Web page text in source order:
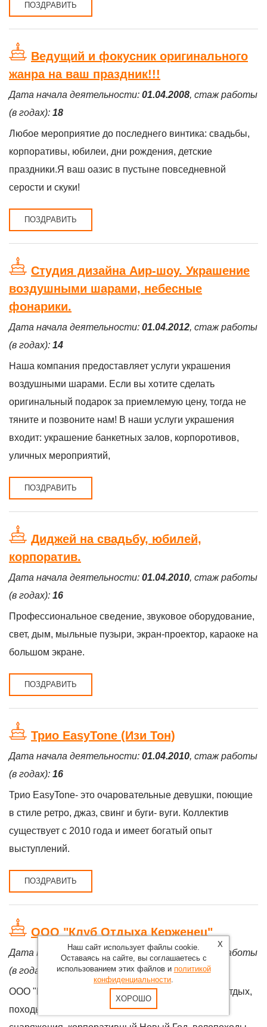
ПОЗДРАВИТЬ
Ведущий и фокусник оригинального
жанра на ваш праздник!!!
Дата начала деятельности: 01.04.2008, стаж работы
(в годах): 18
Любое мероприятие до последнего винтика: свадьбы,
корпоративы, юбилеи, дни рождения, детские
праздники.Я ваш оазис в пустыне повседневной
серости и скуки!
ПОЗДРАВИТЬ
Студия дизайна Аир-шоу. Украшение
воздушными шарами, небесные
фонарики.
Дата начала деятельности: 01.04.2012, стаж работы
(в годах): 14
Наша компания предоставляет услуги украшения
воздушными шарами. Если вы хотите сделать
оригинальный подарок за приемлемую цену, тогда не
тяните и позвоните нам! В наши услуги украшения
входит: украшение банкетных залов, корпоротивов,
уличных мероприятий,
ПОЗДРАВИТЬ
Диджей на свадьбу, юбилей,
корпоратив.
Дата начала деятельности: 01.04.2010, стаж работы
(в годах): 16
Профессиональное сведение, звуковое оборудование,
свет, дым, мыльные пузыри, экран-проектор, караоке на
большом экране.
ПОЗДРАВИТЬ
Трио EasyTone (Изи Тон)
Дата начала деятельности: 01.04.2010, стаж работы
(в годах): 16
Трио EasyTone- это очаровательные девушки, поющие
в стиле ретро, джаз, свинг и буги- вуги. Коллектив
существует с 2010 года и имеет богатый опыт
выступлений.
ПОЗДРАВИТЬ
ООО "Клуб Отдыха Керженец"
Дата начала деятельности:01.04.2008, стаж работы
(в годах):
18
ООО "Клуб Отдыха Керженец" - Корпоративный отдых,
походы на байдарках, сплавы на рафтах, аренда
X
Наш сайт использует файлы cookie.
Оставаясь на сайте, вы соглашаетесь с
использованием этих файлов и политикой
конфиденциальности.
ХОРОШО